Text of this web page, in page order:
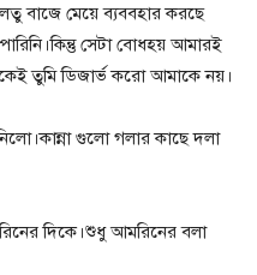
বাজে মেয়ে ব্যববহার করছে
সেটা বোধহয় আমারই
তুমি ডিজার্ভ করো আমাকে নয়।
গুলো গলার কাছে দলা
দিকে।শুধু আমরিনের বলা